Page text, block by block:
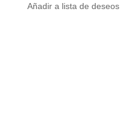
Añadir a lista de deseos